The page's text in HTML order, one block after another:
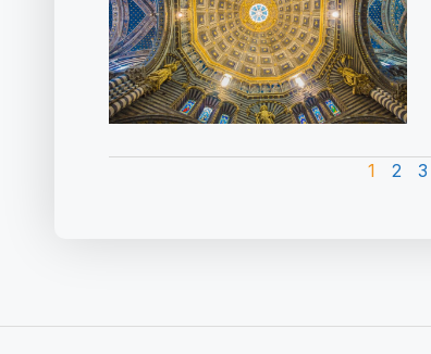
1 2 3